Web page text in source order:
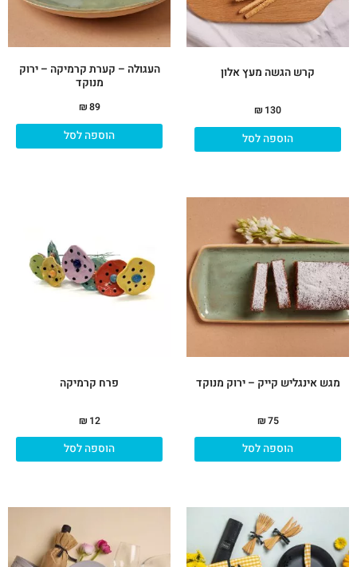
קרש הגשה מעץ אלון
₪ 130
הוספה לסל
העגולה – קערת קרמיקה – ירוק
מנוקד
₪89
הוספה לסל
מגש אינגליש קייק – ירוק מנוקד
₪75
הוספה לסל
פרח קרמיקה
₪ 12
הוספה לסל